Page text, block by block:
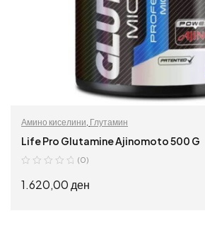
Амино киселини, Глутамин
Life Pro Glutamine Ajinomoto 500 G
(0)
1.620,00 ден